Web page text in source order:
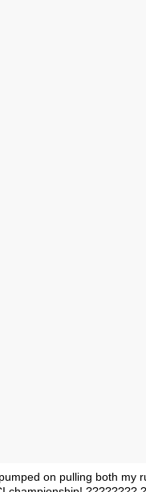
on pulling both my